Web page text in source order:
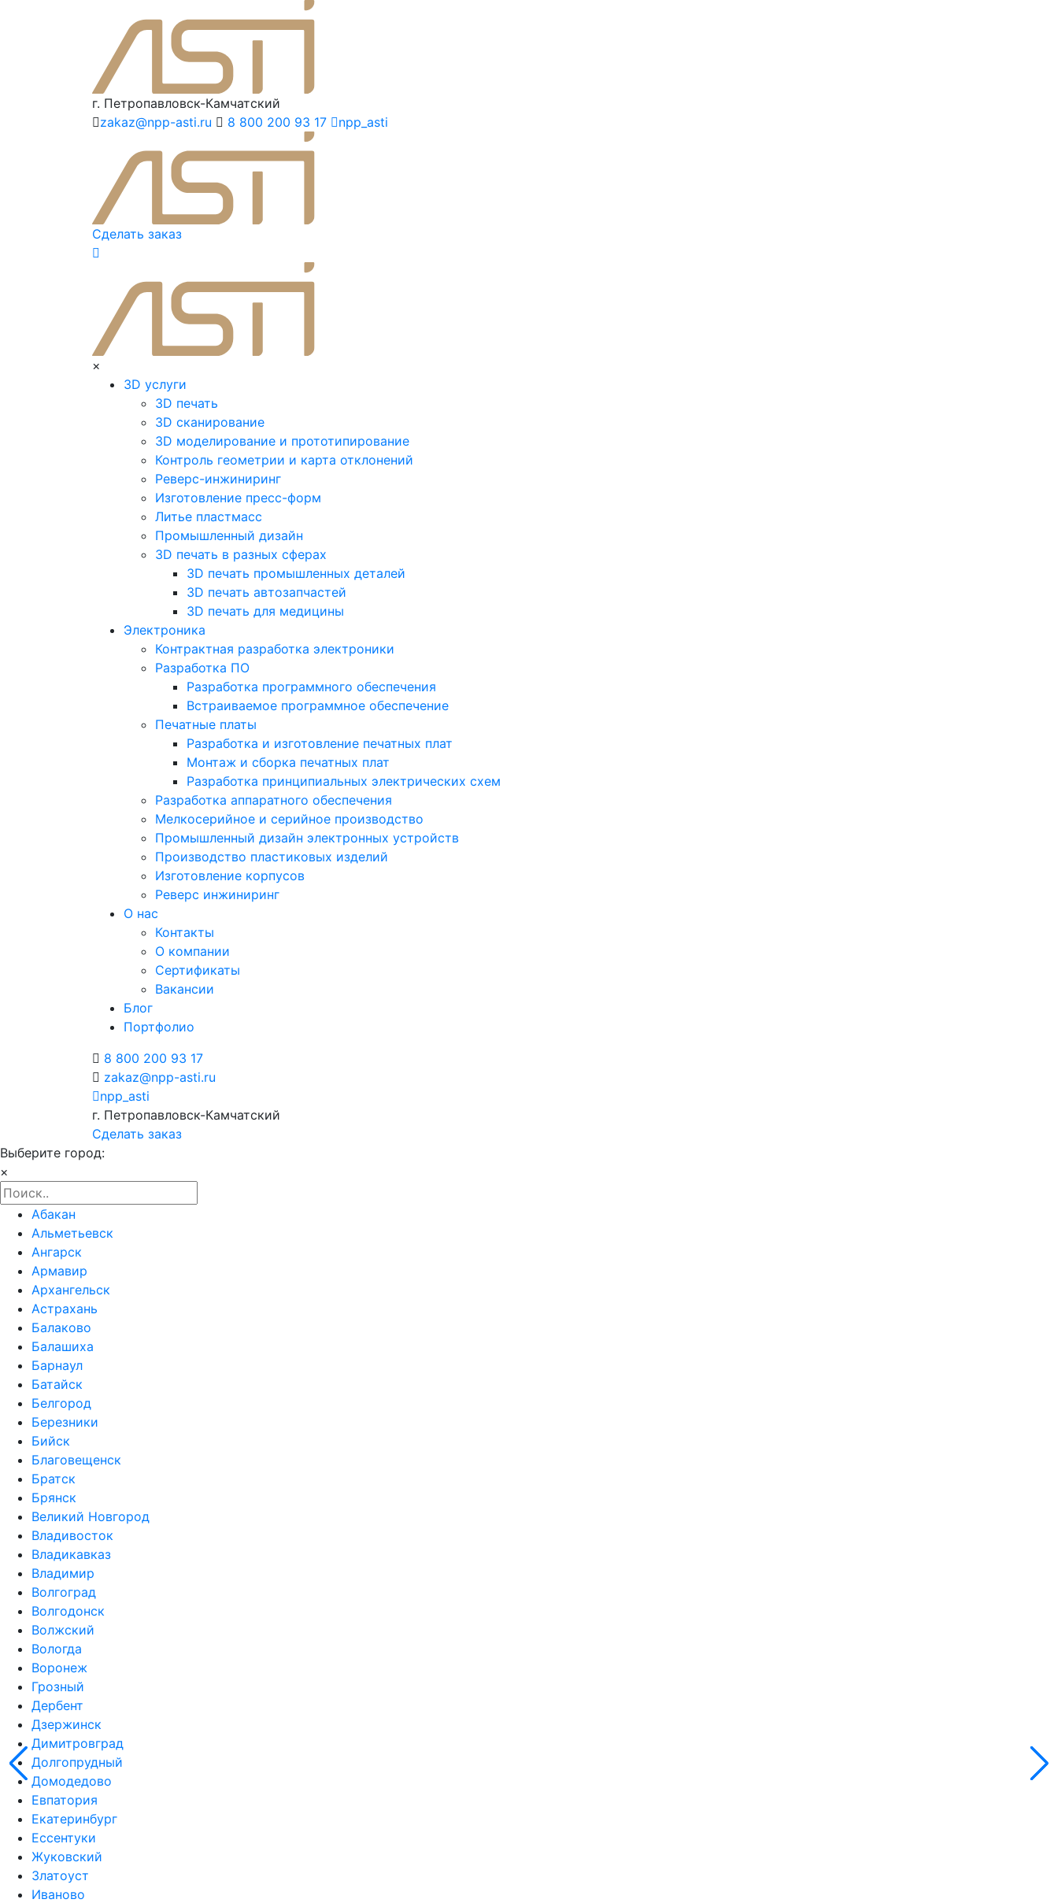
г. Петропавловск-Камчатский
zakaz@npp-asti.ru
8 800 200 93 17 npp_asti
Сделать заказ
×
3D услуги
3D печать
3D сканирование
3D моделирование и прототипирование
Контроль геометрии и карта отклонений
Реверс-инжиниринг
Изготовление пресс-форм
Литье пластмасс
Промышленный дизайн
3D печать в разных сферах
3D печать промышленных деталей
3D печать автозапчастей
3D печать для медицины
Электроника
Контрактная разработка электроники
Разработка ПО
Разработка программного обеспечения
Встраиваемое программное обеспечение
Печатные платы
Разработка и изготовление печатных плат
Монтаж и сборка печатных плат
Разработка принципиальных электрических схем
Разработка аппаратного обеспечения
Мелкосерийное и серийное производство
Промышленный дизайн электронных устройств
Производство пластиковых изделий
Изготовление корпусов
Реверс инжиниринг
О нас
Контакты
О компании
Сертификаты
Вакансии
Блог
Портфолио
8 800 200 93 17
zakaz@npp-asti.ru
npp_asti
г. Петропавловск-Камчатский
Сделать заказ
Выберите город:
×
Абакан
Альметьевск
Ангарск
Армавир
Архангельск
Астрахань
Балаково
Балашиха
Барнаул
Батайск
Белгород
Березники
Бийск
Благовещенск
Братск
Брянск
Великий Новгород
Владивосток
Владикавказ
Владимир
Волгоград
Волгодонск
Волжский
Вологда
Воронеж
Грозный
Дербент
Дзержинск
Димитровград
Долгопрудный
Домодедово
Евпатория
Екатеринбург
Ессентуки
Жуковский
Златоуст
Иваново